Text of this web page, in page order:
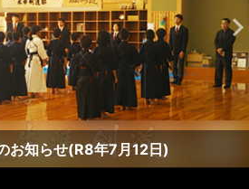
お知らせ(R8年7月12日)